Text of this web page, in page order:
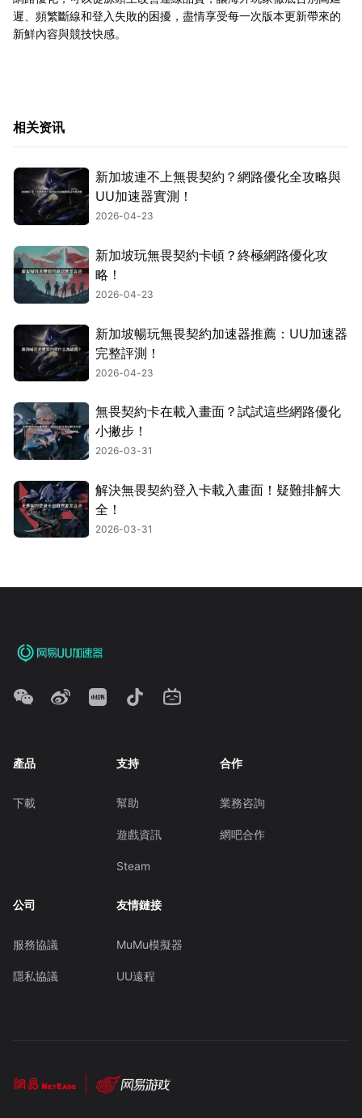
遲、頻繁斷線和登入失敗的困擾，盡情享受每一次版本更新帶來的
新鮮內容與競技快感。
相关资讯
新加坡連不上無畏契約？網路優化全攻略與
UU加速器實測！
2026-04-23
新加坡玩無畏契約卡頓？終極網路優化攻
略！
2026-04-23
新加坡暢玩無畏契約加速器推薦：UU加速器
完整評測！
2026-04-23
無畏契約卡在載入畫面？試試這些網路優化
小撇步！
2026-03-31
解決無畏契約登入卡載入畫面！疑難排解大
全！
2026-03-31
產品
下載
支持
幫助
遊戲資訊
Steam
合作
業務咨詢
網吧合作
公司
服務協議
隱私協議
友情鏈接
MuMu模擬器
UU遠程